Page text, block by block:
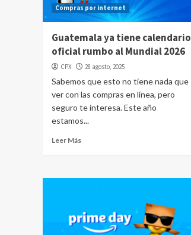
Compras por internet
Guatemala ya tiene calendario
oficial rumbo al Mundial 2026
CPX 28 agosto, 2025
Sabemos que esto no tiene nada que
ver con las compras en línea, pero
seguro te interesa. Este año
estamos...
Leer Más